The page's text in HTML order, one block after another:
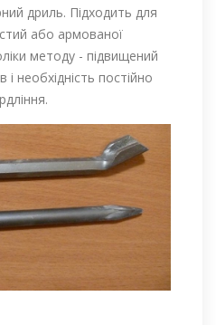
дриль. Підходить для
або армованої
методу - підвищений
і необхідність постійно